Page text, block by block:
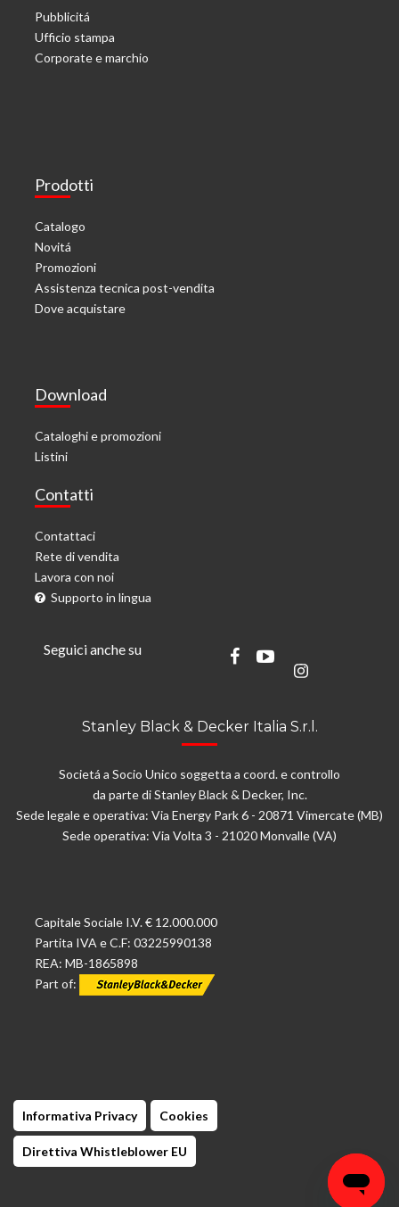
Pubblicitá
Ufficio stampa
Corporate e marchio
Prodotti
Catalogo
Novitá
Promozioni
Assistenza tecnica post-vendita
Dove acquistare
Download
Cataloghi e promozioni
Listini
Contatti
Contattaci
Rete di vendita
Lavora con noi
Supporto in lingua
Seguici anche su
Stanley Black & Decker Italia S.r.l.
Societá a Socio Unico soggetta a coord. e controllo
da parte di Stanley Black & Decker, Inc.
Sede legale e operativa: Via Energy Park 6 - 20871 Vimercate (MB)
Sede operativa: Via Volta 3 - 21020 Monvalle (VA)
Capitale Sociale I.V. € 12.000.000
Partita IVA e C.F: 03225990138
REA: MB-1865898
Part of:
Informativa Privacy Cookies
Direttiva Whistleblower EU